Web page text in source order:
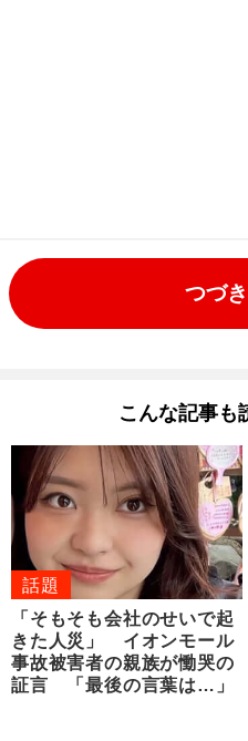
つづ
こんな記事も
話題
「そもそも会社のせいで起
きた人災」 イオンモール
事故被害者の親族が慟哭の
証言 「最後の言葉は…」